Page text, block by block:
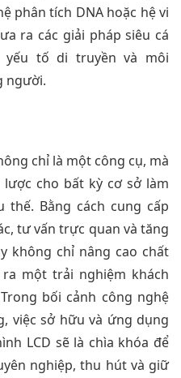
phân tích DNA hoặc hệ vi
ra các giải pháp siêu cá
yếu tố di truyền và môi
người.
chỉ là một công cụ, mà
cho bất kỳ cơ sở làm
Bằng cách cung cấp
tư vấn trực quan và tăng
không chỉ nâng cao chất
một trải nghiệm khách
bối cảnh công nghệ
việc sở hữu và ứng dụng
LCD sẽ là chìa khóa để
nghiệp, thu hút và giữ